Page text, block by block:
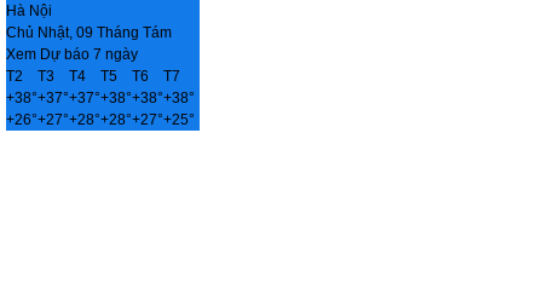
Hà Nội
Chủ Nhật, 09 Tháng Tám
Xem Dự báo 7 ngày
T2
T3 T4 T5 T6
T7
+38°+37°+37°+38°+38°+38°
+26°+27°+28°+28°+27°+25°